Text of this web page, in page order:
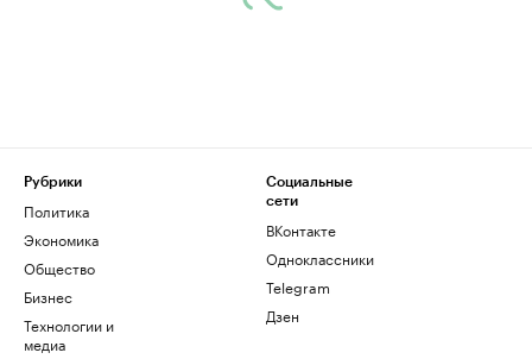
Рубрики
Политика
Экономика
Общество
Бизнес
Технологии и
медиа
Социальные
сети
ВКонтакте
Одноклассники
Telegram
Дзен